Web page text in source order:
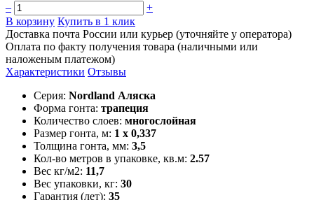
–
+
В корзину Купить в 1 клик
Доставка почта России или курьер (уточняйте у оператора)
Оплата по факту получения товара (наличными или
наложеным платежом)
Характеристики Отзывы
Серия: Nordland Аляска
Форма гонта: трапеция
Количество слоев: многослойная
Размер гонта, м: 1 x 0,337
Толщина гонта, мм: 3,5
Кол-во метров в упаковке, кв.м: 2.57
Вес кг/м2: 11,7
Вес упаковки, кг: 30
Гарантия (лет): 35